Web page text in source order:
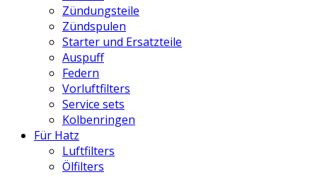
Zündungsteile
Zündspulen
Starter und Ersatzteile
Auspuff
Federn
Vorluftfilters
Service sets
Kolbenringen
Für Hatz
Luftfilters
Ölfilters